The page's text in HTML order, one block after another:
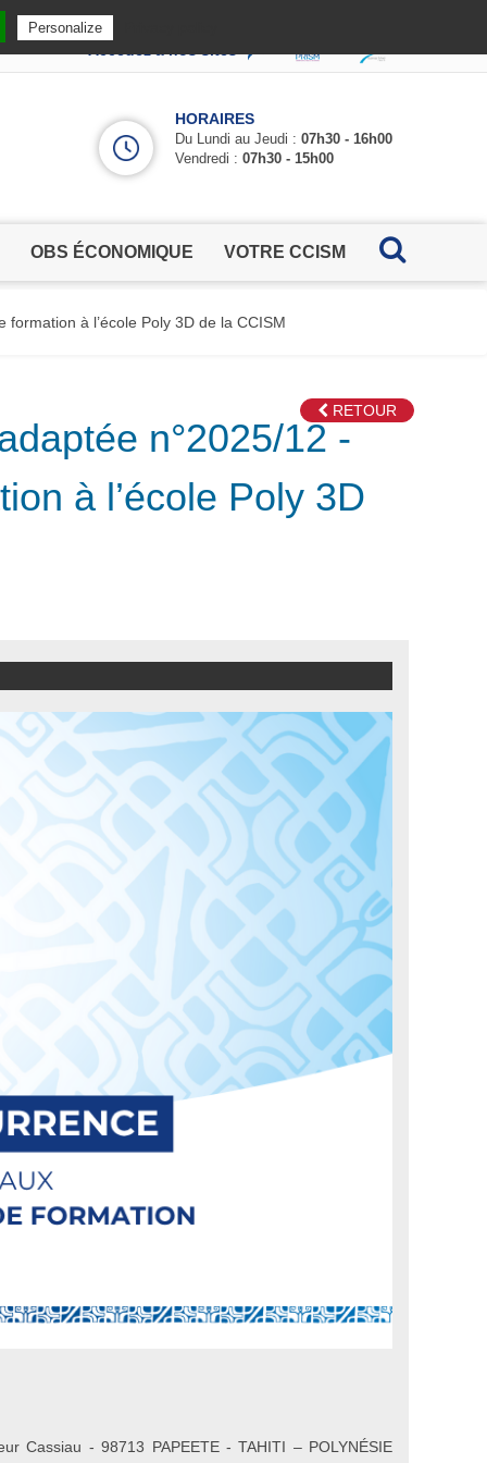
HORAIRES
Du Lundi au Jeudi : 07h30 - 16h00
Vendredi : 07h30 - 15h00
OBS ÉCONOMIQUE VOTRE CCISM
formation à l’école Poly 3D de la CCISM
RETOUR
n°2025/12 -
à l’école Poly 3D
Cassiau - 98713 PAPEETE - TAHITI – POLYNÉSIE
Personalize